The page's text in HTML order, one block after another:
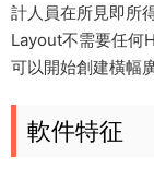
計人員在所見即所
Layout不需要任何
可以開始創建橫幅
軟件特征